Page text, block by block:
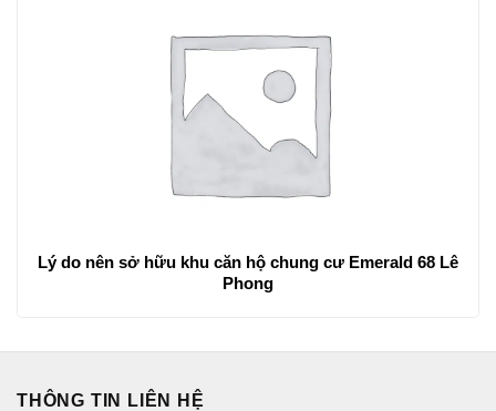
Lý do nên sở hữu khu căn hộ chung cư Emerald 68 Lê
Phong
THÔNG TIN LIÊN HỆ